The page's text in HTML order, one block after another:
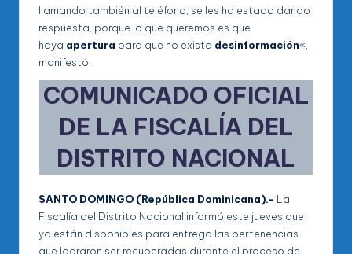
llamando también al teléfono, se les ha estado dando
respuesta, porque lo que queremos es que
haya apertura para que no exista desinformación«,
manifestó.
COMUNICADO OFICIAL
DE LA FISCALÍA DEL
DISTRITO NACIONAL
SANTO DOMINGO (República Dominicana).- La
Fiscalía del Distrito Nacional informó este jueves que
ya están disponibles para entrega las pertenencias
que lograron ser recuperadas durante el proceso de